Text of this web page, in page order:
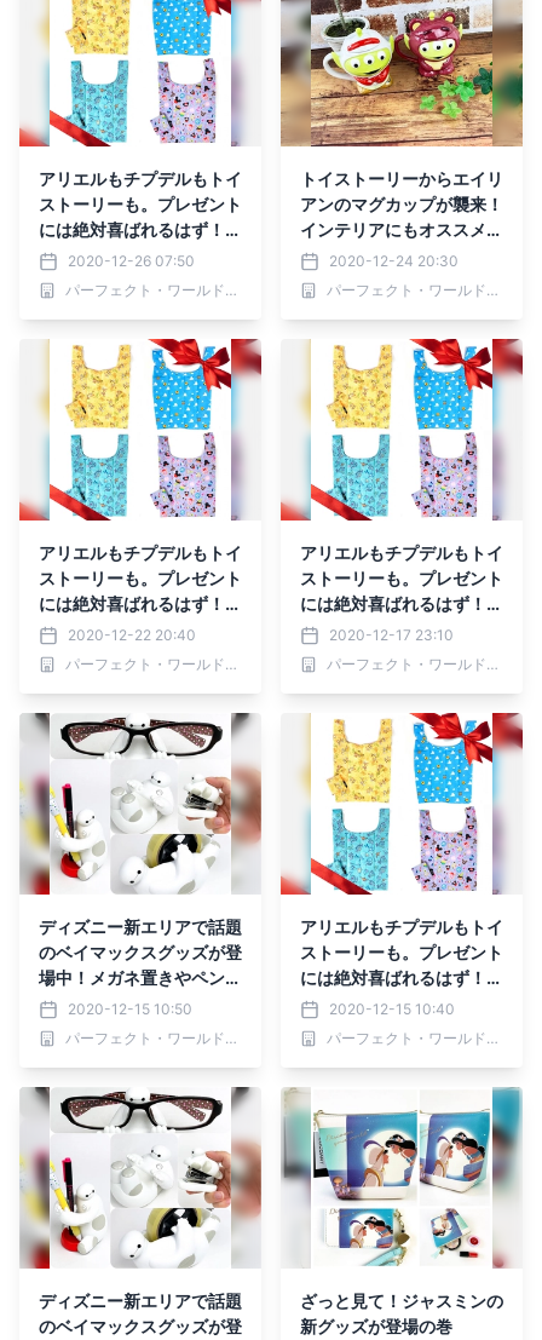
アリエルもチプデルもトイ
ストーリーも。プレゼント
には絶対喜ばれるはず！な
ディズニーのプチプラエコ
バッグシリーズ。
2020-12-26 07:50
パーフェクト・ワールド株式会社
トイストーリーからエイリ
アンのマグカップが襲来！
インテリアにもオススメな
かわいさ♫♫
2020-12-24 20:30
パーフェクト・ワールド株式会社
アリエルもチプデルもトイ
ストーリーも。プレゼント
には絶対喜ばれるはず！な
ディズニーのプチプラエコ
バッグシリーズ。
2020-12-22 20:40
パーフェクト・ワールド株式会社
アリエルもチプデルもトイ
ストーリーも。プレゼント
には絶対喜ばれるはず！な
ディズニーのプチプラエコ
バッグシリーズ。
2020-12-17 23:10
パーフェクト・ワールド株式会社
ディズニー新エリアで話題
のベイマックスグッズが登
場中！メガネ置きやペン立
て、ホッチキスまで♪♪
2020-12-15 10:50
パーフェクト・ワールド株式会社
アリエルもチプデルもトイ
ストーリーも。プレゼント
には絶対喜ばれるはず！な
ディズニーのプチプラエコ
バッグシリーズ。
2020-12-15 10:40
パーフェクト・ワールド株式会社
ディズニー新エリアで話題
のベイマックスグッズが登
ざっと見て！ジャスミンの
新グッズが登場の巻